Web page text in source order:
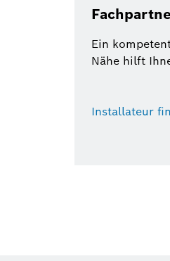
Ein
Nähe hilft
Installateur